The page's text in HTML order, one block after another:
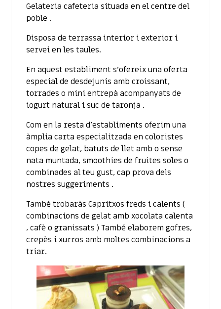
Gelateria cafeteria situada en el centre del
poble .
Disposa de terrassa interior i exterior i
servei en les taules.
En aquest establiment s’ofereix una oferta
especial de desdejunis amb croissant,
torrades o mini entrepà acompanyats de
iogurt natural i suc de taronja .
Com en la resta d’establiments oferim una
àmplia carta especialitzada en coloristes
copes de gelat, batuts de llet amb o sense
nata muntada, smoothies de fruites soles o
combinades al teu gust, cap prova dels
nostres suggeriments .
També trobaràs Capritxos freds i calents (
combinacions de gelat amb xocolata calenta
, cafè o granissats ) També elaborem gofres,
crepès i xurros amb moltes combinacions a
triar.